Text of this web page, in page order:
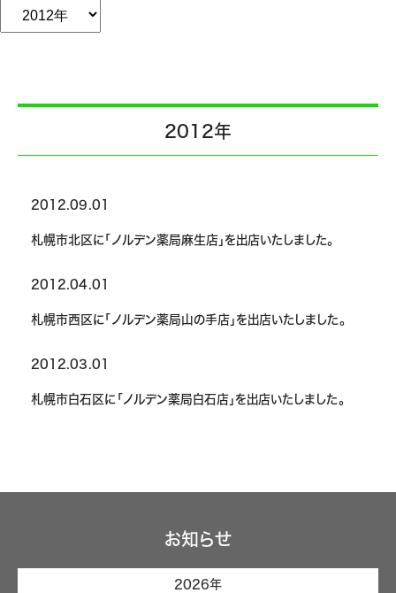
2012年
2012.09.01
札幌市北区に「ノルデン薬局麻生店」を出店いたしました。
2012.04.01
札幌市西区に「ノルデン薬局山の手店」を出店いたしました。
2012.03.01
札幌市白石区に「ノルデン薬局白石店」を出店いたしました。
お知らせ
2026年